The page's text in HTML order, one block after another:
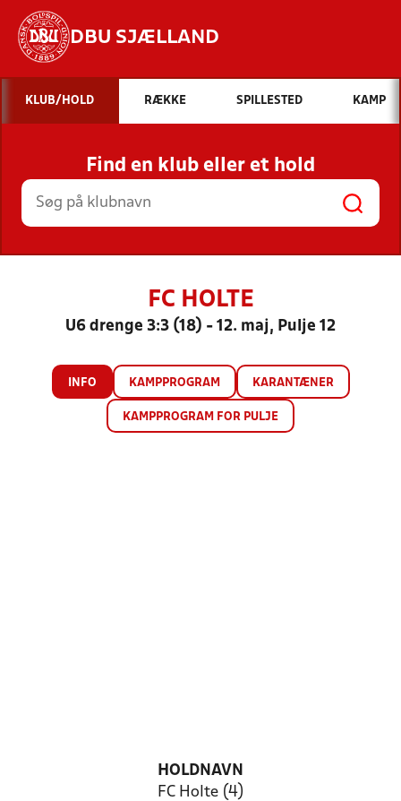
DBU SJÆLLAND
Hvad vil du søge efter?
INDHOLD OG NYHEDER
STILLINGER, RESULTATER, KLUBBER OG
HOLD
KLUB/HOLD RÆKKE SPILLESTED KAMP
Find en klub eller et hold
FC HOLTE
U6 drenge 3:3 (18) - 12. maj, Pulje 12
INFO KAMPPROGRAM KARANTÆNER
KAMPPROGRAM FOR PULJE
HOLDNAVN
FC Holte (4)